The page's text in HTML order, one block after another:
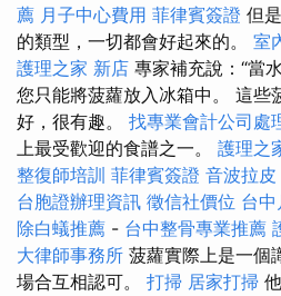
薦 月子中心費用 菲律賓簽證 但
的類型，一切都會好起來的。 室
護理之家 新店 專家補充說：“當
您只能將菠蘿放入冰箱中。 這些
好，很有趣。 找專業會計公司處
上最受歡迎的食譜之一。 護理之
整復師培訓 菲律賓簽證 音波拉皮
台胞證辦理資訊 徵信社價位 台
除白蟻推薦 - 台中整骨專業推薦
大律師事務所 菠蘿實際上是一個
場合互相認可。 打掃 居家打掃